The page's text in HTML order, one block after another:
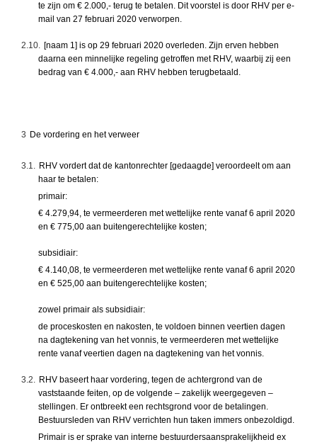
te zijn om € 2.000,- terug te betalen. Dit voorstel is door RHV per e-
mail van 27 februari 2020 verworpen.
2.10. [naam 1] is op 29 februari 2020 overleden. Zijn erven hebben
daarna een minnelijke regeling getroffen met RHV, waarbij zij een
bedrag van € 4.000,- aan RHV hebben terugbetaald.
3 De vordering en het verweer
3.1. RHV vordert dat de kantonrechter [gedaagde] veroordeelt om aan
haar te betalen:
primair:
€ 4.279,94, te vermeerderen met wettelijke rente vanaf 6 april 2020
en € 775,00 aan buitengerechtelijke kosten;
subsidiair:
€ 4.140,08, te vermeerderen met wettelijke rente vanaf 6 april 2020
en € 525,00 aan buitengerechtelijke kosten;
zowel primair als subsidiair:
de proceskosten en nakosten, te voldoen binnen veertien dagen
na dagtekening van het vonnis, te vermeerderen met wettelijke
rente vanaf veertien dagen na dagtekening van het vonnis.
3.2. RHV baseert haar vordering, tegen de achtergrond van de
vaststaande feiten, op de volgende – zakelijk weergegeven –
stellingen. Er ontbreekt een rechtsgrond voor de betalingen.
Bestuursleden van RHV verrichten hun taken immers onbezoldigd.
Primair is er sprake van interne bestuurdersaansprakelijkheid ex